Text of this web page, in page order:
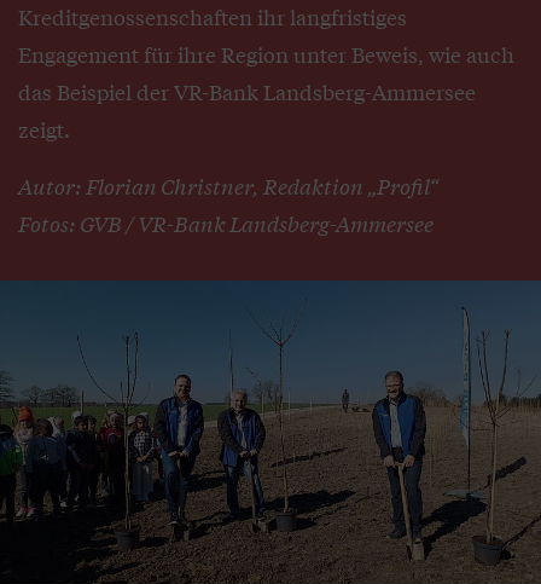
Kreditgenossenschaften ihr langfristiges
Engagement für ihre Region unter Beweis, wie auch
das Beispiel der VR-Bank Landsberg-Ammersee
zeigt.
Autor: Florian Christner, Redaktion „Profil“
Fotos: GVB / VR-Bank Landsberg-Ammersee